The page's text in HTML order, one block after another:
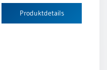
Produktdetails